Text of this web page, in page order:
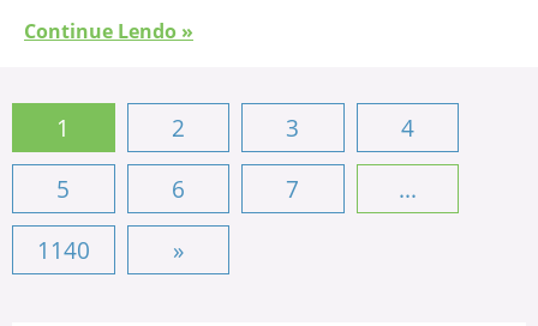
Continue Lendo »
1 2 3
4
5
6 7
...
1140
»